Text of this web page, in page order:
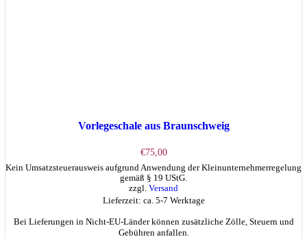
Vorlegeschale aus Braunschweig
€75,00
Kein Umsatzsteuerausweis aufgrund Anwendung der Kleinunternehmerregelung
gemäß § 19 UStG.
zzgl. Versand
Lieferzeit: ca. 5-7 Werktage
Bei Lieferungen in Nicht-EU-Länder können zusätzliche Zölle, Steuern und
Gebühren anfallen.